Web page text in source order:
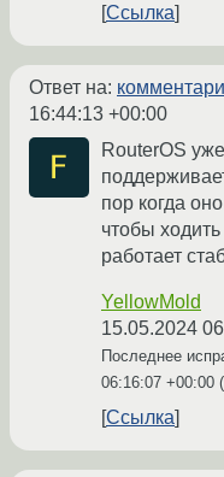
Ссылка
Ответ на:
16:44:13 +00:00
RouterOS
пор когда
чтобы
работает
YellowMold
15.05.2024
Последнее
06:16:07 +00:00
Ссылка